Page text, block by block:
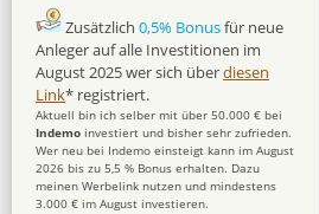
Zusätzlich 0,5% Bonusfür neue
Anleger auf alle Investitionen im
August 2025 wer sich überdiesen
Link* registriert.
Aktuell bin ich selber mit über 50.000 € bei
Indemo investiert und bisher sehr zufrieden.
Wer neu bei Indemo einsteigt kann im August
2026 bis zu 5,5 % Bonus erhalten. Dazu
meinen Werbelink nutzen und mindestens
3.000 € im August investieren.